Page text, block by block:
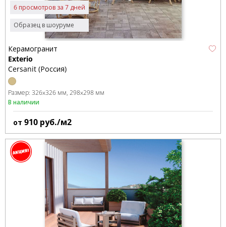
Образец в шоуруме
6 просмотров за 7 дней
Керамогранит
Exterio
Cersanit (Россия)
Размер: 326x326 мм 298x298 мм
В наличии
от 910 руб./м2